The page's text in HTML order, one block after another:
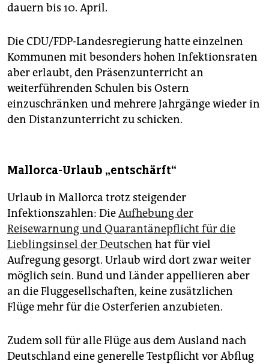
dauern bis 10. April.
Die CDU/FDP-Landesregierung hatte einzelnen
Kommunen mit besonders hohen Infektionsraten
aber erlaubt, den Präsenzunterricht an
weiterführenden Schulen bis Ostern
einzuschränken und mehrere Jahrgänge wieder in
den Distanzunterricht zu schicken.
Mallorca-Urlaub „entschärft“
Urlaub in Mallorca trotz steigender
Infektionszahlen: DieAufhebung der
Reisewarnung und Quarantänepflicht für die
Lieblingsinsel der Deutschen hat für viel
Aufregung gesorgt. Urlaub wird dort zwar weiter
möglich sein. Bund und Länder appellieren aber
an die Fluggesellschaften, keine zusätzlichen
Flüge mehr für die Osterferien anzubieten.
Zudem soll für alle Flüge aus dem Ausland nach
Deutschland eine generelle Testpflicht vor Abflug